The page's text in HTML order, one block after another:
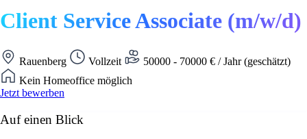
Client Service Associate (m/w/d)
Rauenberg Vollzeit
50000 - 70000 € / Jahr (geschätzt)
Kein Homeoffice möglich
Jetzt bewerben
Auf einen Blick